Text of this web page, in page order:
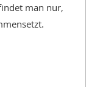
man nur,